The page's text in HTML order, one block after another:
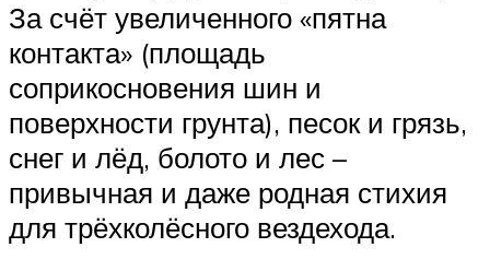
За счёт увеличенного «пятна
контакта» (площадь
соприкосновения шин и
поверхности грунта), песок и грязь,
снег и лёд, болото и лес –
привычная и даже родная стихия
для трёхколёсного вездехода.